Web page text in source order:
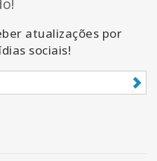
atualizações por
sociais!